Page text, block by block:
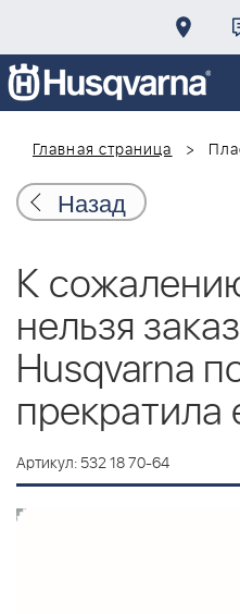
Главная страница
Назад
К
нельзя
Husqvarna
прекратила
Артикул: 532 18 70-64